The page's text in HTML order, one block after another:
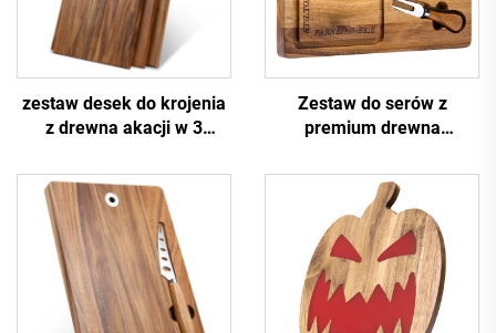
zestaw desek do krojenia
z drewna akacji w 3
Zestaw do serów z
premium drewna
stali nierdzewnej i
rowkiem na soki